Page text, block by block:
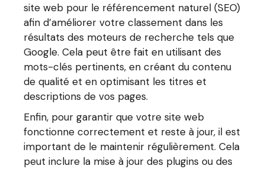
site web pour le référencement naturel (SEO)
afin d’améliorer votre classement dans les
résultats des moteurs de recherche tels que
Google. Cela peut être fait en utilisant des
mots-clés pertinents, en créant du contenu
de qualité et en optimisant les titres et
descriptions de vos pages.
Enfin, pour garantir que votre site web
fonctionne correctement et reste à jour, il est
important de le maintenir régulièrement. Cela
peut inclure la mise à jour des plugins ou des